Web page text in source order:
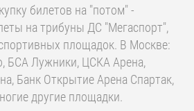
билетов на "потом" -
на трибуны ДС "Мегаспорт",
площадок. В Москве:
БСА Лужники, ЦСКА Арена,
Банк Открытие Арена Спартак,
другие площадки.